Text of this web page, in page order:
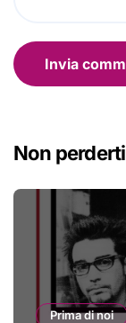
Non perderti
Prima di noi